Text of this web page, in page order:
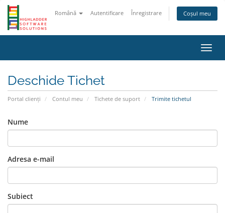
Română Autentificare Înregistrare Coșul meu
Deschide Tichet
Portal clienți Contul meu Tichete de suport Trimite tichetul
Nume
Adresa e-mail
Subiect